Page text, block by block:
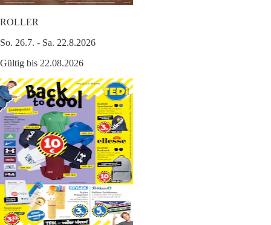
ROLLER
So. 26.7. - Sa. 22.8.2026
Gültig bis 22.08.2026